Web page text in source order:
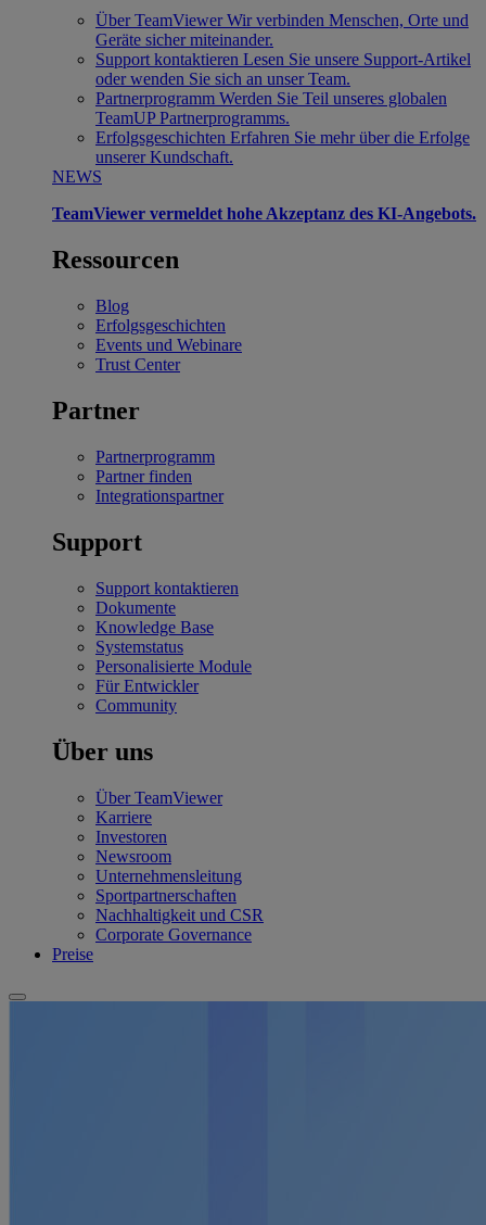
Über TeamViewer Wir verbinden Menschen, Orte und
Geräte sicher miteinander.
Support kontaktieren Lesen Sie unsere Support-Artikel
oder wenden Sie sich an unser Team.
Partnerprogramm Werden Sie Teil unseres globalen
TeamUP Partnerprogramms.
Erfolgsgeschichten Erfahren Sie mehr über die Erfolge
unserer Kundschaft.
NEWS
TeamViewer vermeldet hohe Akzeptanz des KI-Angebots.
Ressourcen
Blog
Erfolgsgeschichten
Events und Webinare
Trust Center
Partner
Partnerprogramm
Partner finden
Integrationspartner
Support
Support kontaktieren
Dokumente
Knowledge Base
Systemstatus
Personalisierte Module
Für Entwickler
Community
Über uns
Über TeamViewer
Karriere
Investoren
Newsroom
Unternehmensleitung
Sportpartnerschaften
Nachhaltigkeit und CSR
Corporate Governance
Preise